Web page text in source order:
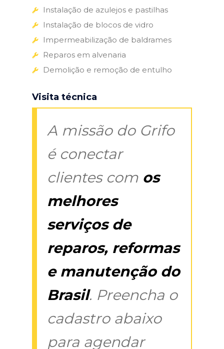
Instalação de azulejos e pastilhas
Instalação de blocos de vidro
Impermeabilização de baldrames
Reparos em alvenaria
Demolição e remoção de entulho
Visita técnica
A missão do Grifo
é conectar
clientes com os
melhores
serviços de
reparos, reformas
e manutenção do
Brasil. Preencha o
cadastro abaixo
para agendar